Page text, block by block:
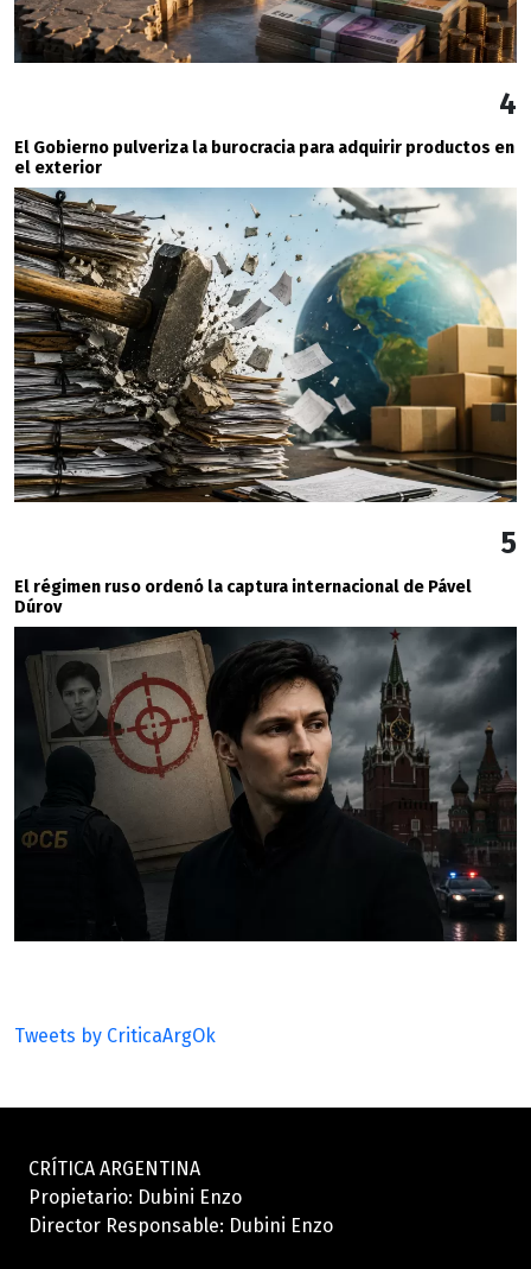
4
El Gobierno pulveriza la burocracia para adquirir productos en
el exterior
5
El régimen ruso ordenó la captura internacional de Pável
Dúrov
Tweets by CriticaArgOk
CRÍTICA ARGENTINA
Propietario: Dubini Enzo
Director Responsable: Dubini Enzo